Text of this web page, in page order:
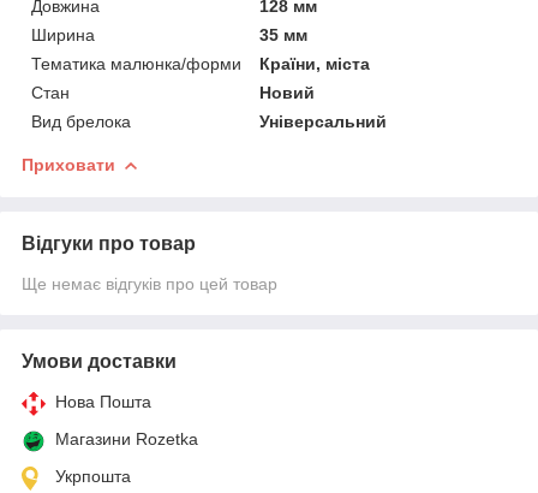
Довжина
128 мм
Ширина
35 мм
Тематика малюнка/форми
Країни, міста
Стан
Новий
Вид брелока
Універсальний
Приховати
Відгуки про товар
Ще немає відгуків про цей товар
Умови доставки
Нова Пошта
Магазини Rozetka
Укрпошта